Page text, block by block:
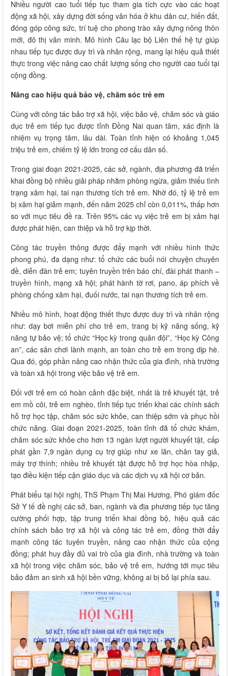
Nhiều người cao tuổi tiếp tục tham gia tích cực vào các hoạt
động xã hội, xây dựng đời sống văn hóa ở khu dân cư, hiến đất,
đóng góp công sức, trí tuệ cho phong trào xây dựng nông thôn
mới, đô thị văn minh. Mô hình Câu lạc bộ Liên thế hệ tự giúp
nhau tiếp tục được duy trì và nhân rộng, mang lại hiệu quả thiết
thực trong việc nâng cao chất lượng sống cho người cao tuổi tại
cộng đồng.
Nâng cao hiệu quả bảo vệ, chăm sóc trẻ em
Cùng với công tác bảo trợ xã hội, việc bảo vệ, chăm sóc và giáo
dục trẻ em tiếp tục được tỉnh Đồng Nai quan tâm, xác định là
nhiệm vụ trọng tâm, lâu dài. Toàn tỉnh hiện có khoảng 1,045
triệu trẻ em, chiếm tỷ lệ lớn trong cơ cấu dân số.
Trong giai đoạn 2021-2025, các sở, ngành, địa phương đã triển
khai đồng bộ nhiều giải pháp nhằm phòng ngừa, giảm thiểu tình
trạng xâm hại, tai nạn thương tích trẻ em. Nhờ đó, tỷ lệ trẻ em
bị xâm hại giảm mạnh, đến năm 2025 chỉ còn 0,011%, thấp hơn
so với mục tiêu đề ra. Trên 95% các vụ việc trẻ em bị xâm hại
được phát hiện, can thiệp và hỗ trợ kịp thời.
Công tác truyền thông được đẩy mạnh với nhiều hình thức
phong phú, đa dạng như: tổ chức các buổi nói chuyện chuyên
đề, diễn đàn trẻ em; tuyên truyền trên báo chí, đài phát thanh –
truyền hình, mạng xã hội; phát hành tờ rơi, pano, áp phích về
phòng chống xâm hại, đuối nước, tai nạn thương tích trẻ em.
Nhiều mô hình, hoạt động thiết thực được duy trì và nhân rộng
như: dạy bơi miễn phí cho trẻ em, trang bị kỹ năng sống, kỹ
năng tự bảo vệ; tổ chức “Học kỳ trong quân đội”, “Học kỳ Công
an”, các sân chơi lành mạnh, an toàn cho trẻ em trong dịp hè.
Qua đó, góp phần nâng cao nhận thức của gia đình, nhà trường
và toàn xã hội trong việc bảo vệ trẻ em.
Đối với trẻ em có hoàn cảnh đặc biệt, nhất là trẻ khuyết tật, trẻ
em mồ côi, trẻ em nghèo, tỉnh tiếp tục triển khai các chính sách
hỗ trợ học tập, chăm sóc sức khỏe, can thiệp sớm và phục hồi
chức năng. Giai đoạn 2021-2025, toàn tỉnh đã tổ chức khám,
chăm sóc sức khỏe cho hơn 13 ngàn lượt người khuyết tật, cấp
phát gần 7,9 ngàn dụng cụ trợ giúp như xe lăn, chân tay giả,
máy trợ thính; nhiều trẻ khuyết tật được hỗ trợ học hòa nhập,
tạo điều kiện tiếp cận giáo dục và các dịch vụ xã hội cơ bản.
Phát biểu tại hội nghị, ThS Phạm Thị Mai Hương, Phó giám đốc
Sở Y tế đề nghị các sở, ban, ngành và địa phương tiếp tục tăng
cường phối hợp, tập trung triển khai đồng bộ, hiệu quả các
chính sách bảo trợ xã hội và công tác trẻ em, đồng thời đẩy
mạnh công tác tuyên truyền, nâng cao nhận thức của cộng
đồng; phát huy đầy đủ vai trò của gia đình, nhà trường và toàn
xã hội trong việc chăm sóc, bảo vệ trẻ em, hướng tới mục tiêu
bảo đảm an sinh xã hội bền vững, không ai bị bỏ lại phía sau.